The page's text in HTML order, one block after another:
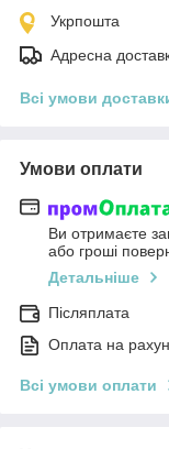
Укрпошта
Адресна
Всі умови
Умови оплати
Ви отримаєте
або гроші
Детальніше
Післяплата
Оплата на
Всі умови оплати